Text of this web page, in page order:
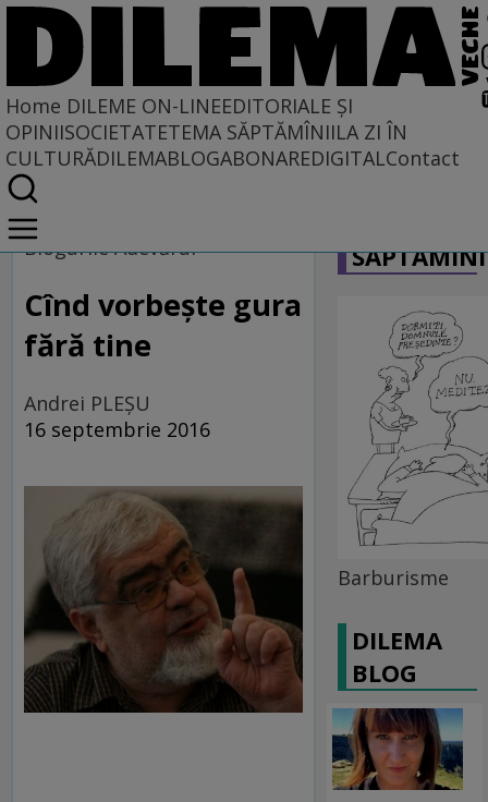
Home DILEME ON-LINEEDITORIALE ȘI
OPINIISOCIETATETEMA SĂPTĂMÎNIILA ZI ÎN
CULTURĂDILEMABLOGABONAREDIGITALContact
Home
Dileme on-line
Blogurile Adevărul
Cînd vorbeşte gura
fără tine
Andrei PLEŞU
16 septembrie 2016
Barburisme
DILEMA
BLOG